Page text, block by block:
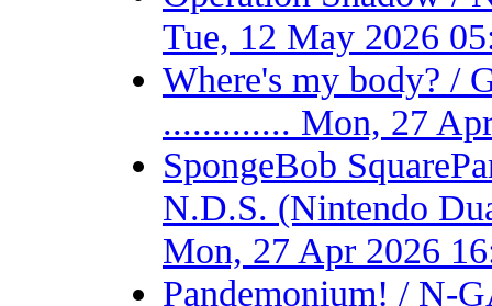
Tue, 12 May 2026
Where's my body? /
............. Mon, 27
SpongeBob
N.D.S. (Nintendo
Mon, 27 Apr 2026
Pandemonium! / N-